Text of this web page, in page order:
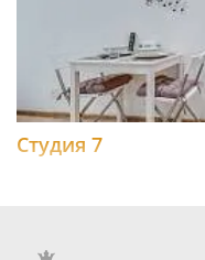
Студия 7